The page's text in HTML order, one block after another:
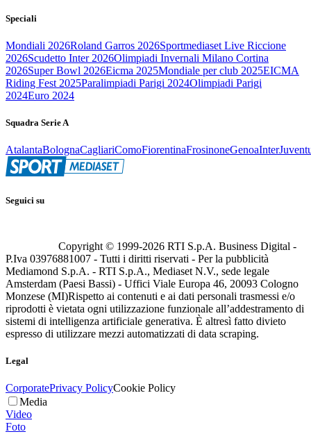
Speciali
Mondiali 2026Roland Garros 2026Sportmediaset Live Riccione
2026Scudetto Inter 2026Olimpiadi Invernali Milano Cortina
2026Super Bowl 2026Eicma 2025Mondiale per club 2025EICMA
Riding Fest 2025Paralimpiadi Parigi 2024Olimpiadi Parigi
2024Euro 2024
Squadra Serie A
AtalantaBolognaCagliariComoFiorentinaFrosinoneGenoaInter
Seguici su
Copyright © 1999-2026 RTI S.p.A. Business Digital -
P.Iva 03976881007 - Tutti i diritti riservati - Per la pubblicità
Mediamond S.p.A. - RTI S.p.A., Mediaset N.V., sede legale
Amsterdam (Paesi Bassi) - Uffici Viale Europa 46, 20093 Cologno
Monzese (MI)Rispetto ai contenuti e ai dati personali trasmessi e/o
riprodotti è vietata ogni utilizzazione funzionale all’addestramento di
sistemi di intelligenza artificiale generativa. È altresì fatto divieto
espresso di utilizzare mezzi automatizzati di data scraping.
Legal
CorporatePrivacy PolicyCookie Policy
Media
Video
Foto